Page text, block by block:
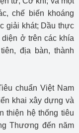
chế biến khoáng
giải khát; Dầu thực
ở trên các khía
địa bàn, thành
chuẩn Việt Nam
khai xây dựng và
thiện hệ thống tiêu
Thương đến năm